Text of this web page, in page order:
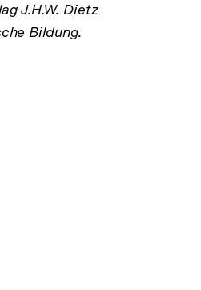
J.H.W. Dietz
Bildung.